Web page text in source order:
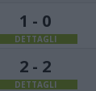
1 - 0
DETTAGLI
2 - 2
DETTAGLI